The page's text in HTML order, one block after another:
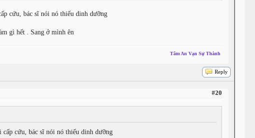
cứu, bác sĩ nói nó thiếu dinh dưỡng
gì hết . Sang ở mình ên
Tâm An Vạn Sự Thành
Reply
#20
cứu, bác sĩ nói nó thiếu dinh dưỡng